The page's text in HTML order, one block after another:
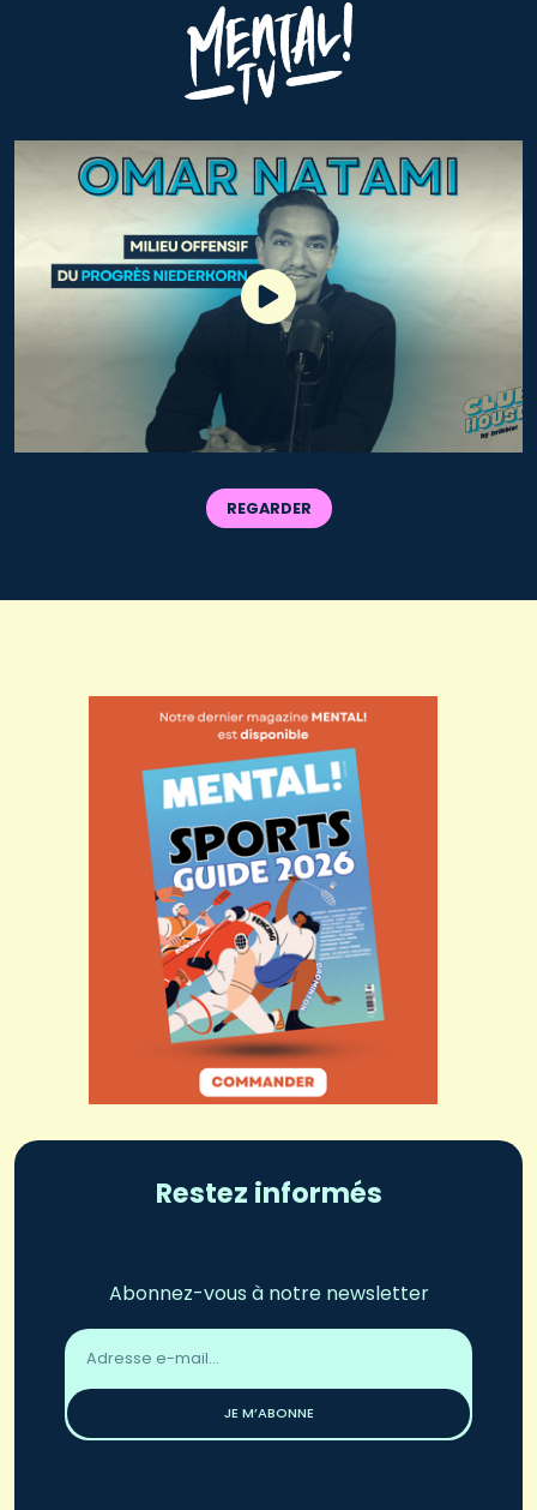
REGARDER
Restez informés
Abonnez-vous à notre newsletter
Adresse
email
JE M’ABONNE